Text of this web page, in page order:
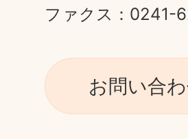
ファクス：0241-
お問い合